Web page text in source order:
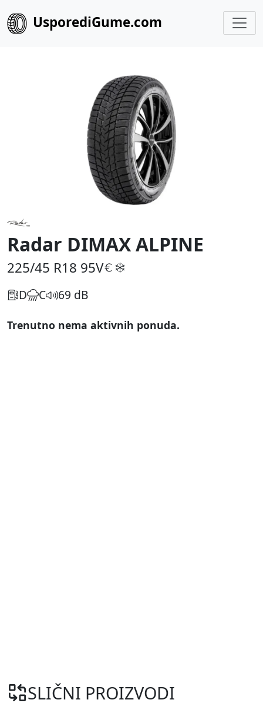
UsporediGume.com
Radar DIMAX ALPINE
225/45 R18 95V
D C 69 dB
Trenutno nema aktivnih ponuda.
SLIČNI PROIZVODI